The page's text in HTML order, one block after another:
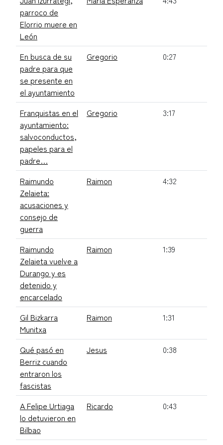
parroco de
Elorrio muere en
León
En busca de su
padre para que
se presente en
el ayuntamiento
Gregorio 0:27
Franquistas en el
ayuntamiento:
salvoconductos,
papeles para el
padre…
Gregorio 3:17
Raimundo
Zelaieta:
acusaciones y
consejo de
guerra
Raimon 4:32
Raimundo
Zelaieta vuelve a
Durango y es
detenido y
encarcelado
Raimon 1:39
Gil Bizkarra
Munitxa
Raimon 1:31
Qué pasó en
Berriz cuando
entraron los
fascistas
Jesus 0:38
A Felipe Urtiaga
lo detuvieron en
Bilbao
Ricardo 0:43